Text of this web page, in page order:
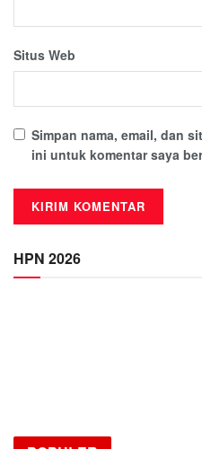
Situs Web
Simpan nama, email, dan
ini untuk komentar saya
HPN 2026